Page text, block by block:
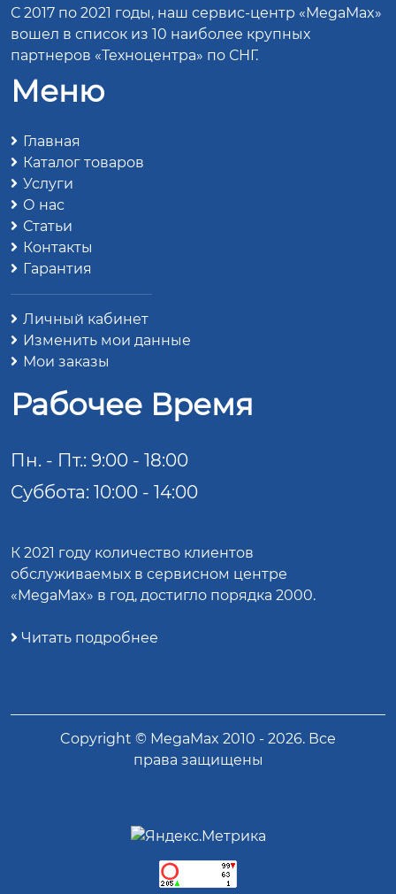
С 2017 по 2021 годы, наш сервис-центр «MegaMax»
вошел в список из 10 наиболее крупных
партнеров «Техноцентра» по СНГ.
Меню
Главная
Каталог товаров
Услуги
О нас
Статьи
Контакты
Гарантия
Личный кабинет
Изменить мои данные
Мои заказы
Рабочее Время
Пн. - Пт.: 9:00 - 18:00
Суббота: 10:00 - 14:00
К 2021 году количество клиентов
обслуживаемых в сервисном центре
«MegaMax» в год, достигло порядка 2000.
Читать подробнее
Copyright © MegaMax 2010 - 2026. Все
права защищены